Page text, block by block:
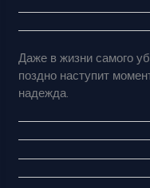
Даже в жизни самого
поздно наступит
надежда.